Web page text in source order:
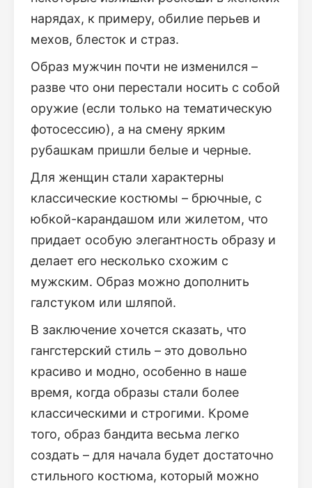
нарядах, к примеру, обилие перьев и
мехов, блесток и страз.
Образ мужчин почти не изменился –
разве что они перестали носить с собой
оружие (если только на тематическую
фотосессию), а на смену ярким
рубашкам пришли белые и черные.
Для женщин стали характерны
классические костюмы – брючные, с
юбкой-карандашом или жилетом, что
придает особую элегантность образу и
делает его несколько схожим с
мужским. Образ можно дополнить
галстуком или шляпой.
В заключение хочется сказать, что
гангстерский стиль – это довольно
красиво и модно, особенно в наше
время, когда образы стали более
классическими и строгими. Кроме
того, образ бандита весьма легко
создать – для начала будет достаточно
стильного костюма, который можно